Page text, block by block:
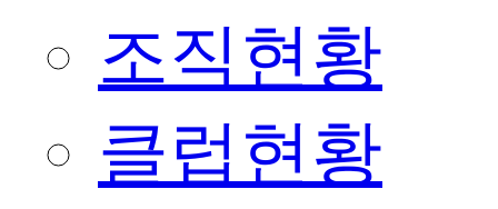
조직현황
클럽현황